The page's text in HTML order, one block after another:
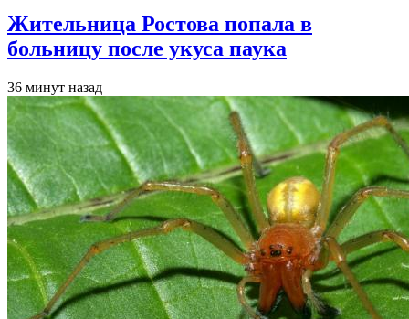
Жительница Ростова попала в
больницу после укуса паука
36 минут назад